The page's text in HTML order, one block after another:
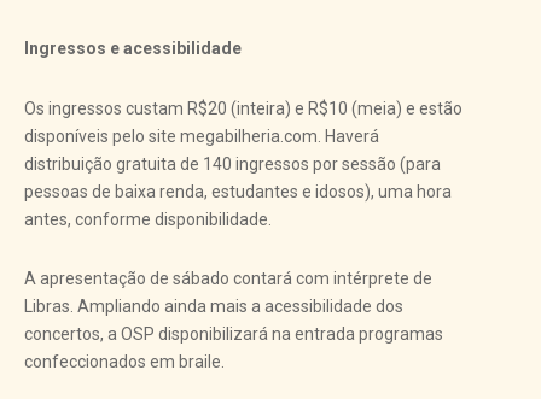
Ingressos e acessibilidade
Os ingressos custam R$20 (inteira) e R$10 (meia) e estão
disponíveis pelo site megabilheria.com. Haverá
distribuição gratuita de 140 ingressos por sessão (para
pessoas de baixa renda, estudantes e idosos), uma hora
antes, conforme disponibilidade.
A apresentação de sábado contará com intérprete de
Libras. Ampliando ainda mais a acessibilidade dos
concertos, a OSP disponibilizará na entrada programas
confeccionados em braile.